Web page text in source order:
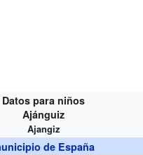
Datos para niños
Ajánguiz
Ajangiz
de España